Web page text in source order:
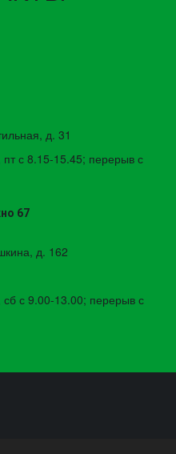
д. 31
пт с 8.15-15.45; перерыв с
67
д. 162
сб с 9.00-13.00; перерыв с